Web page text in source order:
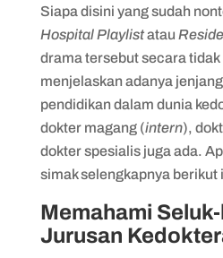
Siapa disini yang sudah
Hospital Playlistatau
drama tersebut secara tidak
menjelaskan adanya
pendidikan dalam dunia
dokter magang (intern),
dokter spesialis juga ada.
simak selengkapnya berikut
Memahami
Jurusan